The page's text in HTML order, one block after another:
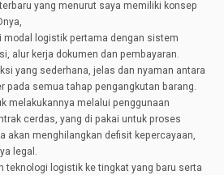
yang menurut saya memiliki konsep
modal logistik pertama dengan sistem
alur kerja dokumen dan pembayaran.
yang sederhana, jelas dan nyaman antara
pada semua tahap pengangkutan barang.
melakukannya melalui penggunaan
cerdas, yang di pakai untuk proses
akan menghilangkan defisit kepercayaan,
legal.
teknologi logistik ke tingkat yang baru serta